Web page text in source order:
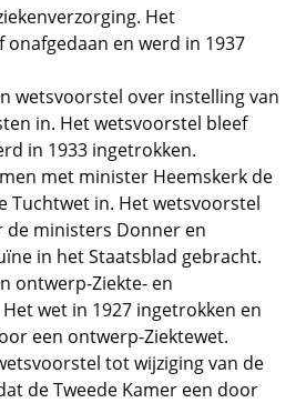
Het
en werd in 1937
wetsvoorstel over instelling van
in. Het wetsvoorstel bleef
in 1933 ingetrokken.
met minister Heemskerk de
Tuchtwet in. Het wetsvoorstel
de ministers Donner en
in het Staatsblad gebracht.
ontwerp-Ziekte- en
wet in 1927 ingetrokken en
een ontwerp-Ziektewet.
tot wijziging van de
de Tweede Kamer een door